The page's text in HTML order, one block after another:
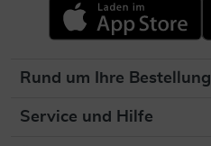
Rund um Ihre Bestellung
Service und Hilfe